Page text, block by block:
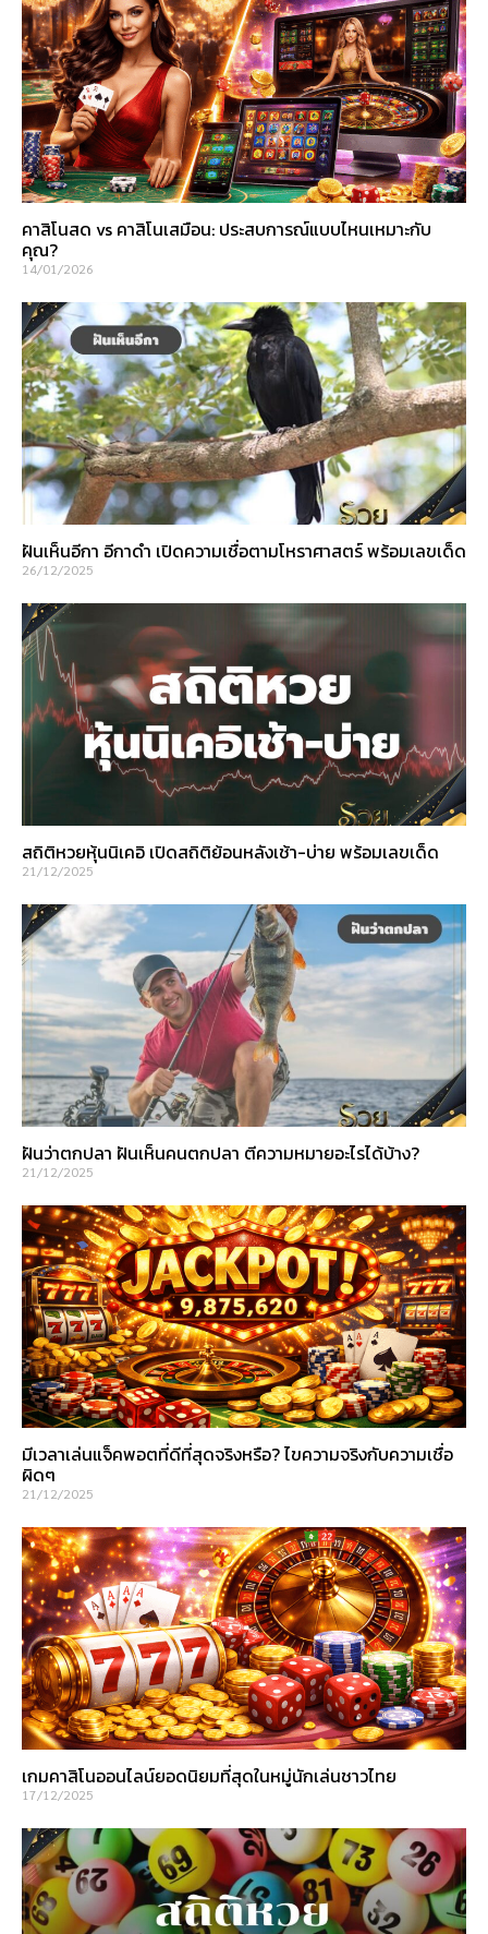
คาสิโนสด vs คาสิโนเสมือน: ประสบการณ์แบบไหนเหมาะกับ
คุณ?
14/01/2026
ฝันเห็นอีกา อีกาดำ เปิดความเชื่อตามโหราศาสตร์ พร้อมเลขเด็ด
26/12/2025
สถิติหวยหุ้นนิเคอิ เปิดสถิติย้อนหลังเช้า-บ่าย พร้อมเลขเด็ด
21/12/2025
ฝันว่าตกปลา ฝันเห็นคนตกปลา ตีความหมายอะไรได้บ้าง?
21/12/2025
มีเวลาเล่นแจ็คพอตที่ดีที่สุดจริงหรือ? ไขความจริงกับความเชื่อ
ผิดๆ
21/12/2025
เกมคาสิโนออนไลน์ยอดนิยมที่สุดในหมู่นักเล่นชาวไทย
17/12/2025